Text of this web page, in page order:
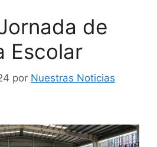
de
Escolar
por Nuestras Noticias